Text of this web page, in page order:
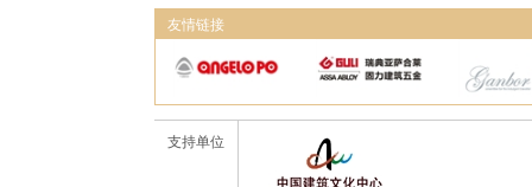
友情链接
支持单位